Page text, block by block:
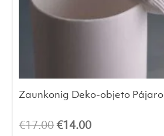
Zaunkonig Deko-objeto Pájaro
€17.00El
€14.00El